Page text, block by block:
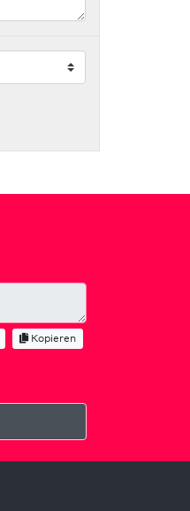
Kopieren